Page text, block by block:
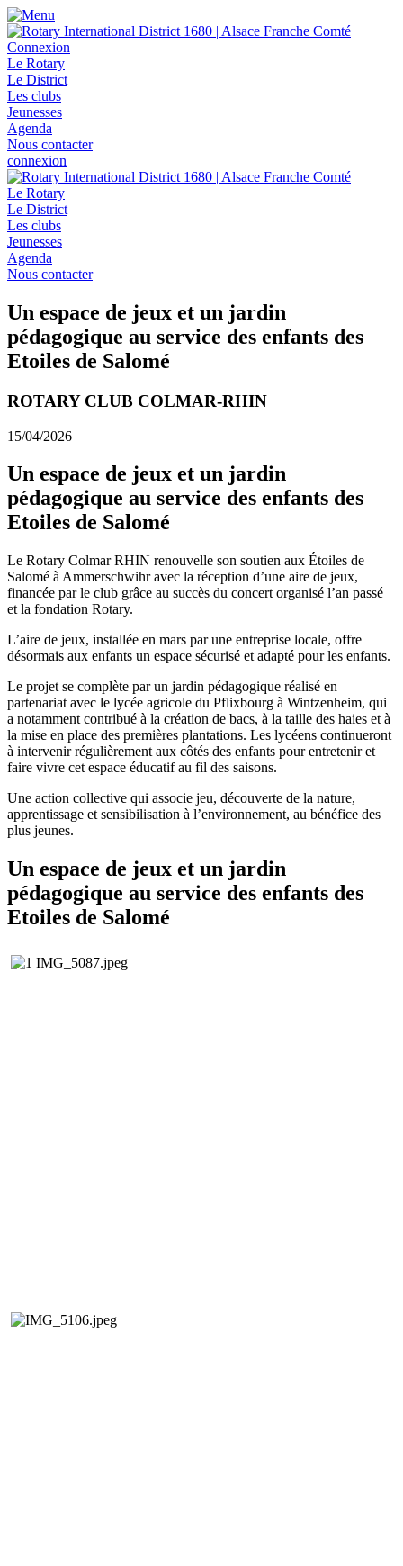
Connexion
Le Rotary
Le District
Les clubs
Jeunesses
Agenda
Nous contacter
connexion
Le Rotary
Le District
Les clubs
Jeunesses
Agenda
Nous contacter
Un espace de jeux et un jardin
pédagogique au service des enfants des
Etoiles de Salomé
ROTARY CLUB COLMAR-RHIN
15/04/2026
Un espace de jeux et un jardin
pédagogique au service des enfants des
Etoiles de Salomé
Le Rotary Colmar RHIN renouvelle son soutien aux Étoiles de
Salomé à Ammerschwihr avec la réception d’une aire de jeux,
financée par le club grâce au succès du concert organisé l’an passé
et la fondation Rotary.
L’aire de jeux, installée en mars par une entreprise locale, offre
désormais aux enfants un espace sécurisé et adapté pour les enfants.
Le projet se complète par un jardin pédagogique réalisé en
partenariat avec le lycée agricole du Pflixbourg à Wintzenheim, qui
a notamment contribué à la création de bacs, à la taille des haies et à
la mise en place des premières plantations. Les lycéens continueront
à intervenir régulièrement aux côtés des enfants pour entretenir et
faire vivre cet espace éducatif au fil des saisons.
Une action collective qui associe jeu, découverte de la nature,
apprentissage et sensibilisation à l’environnement, au bénéfice des
plus jeunes.
Un espace de jeux et un jardin
pédagogique au service des enfants des
Etoiles de Salomé